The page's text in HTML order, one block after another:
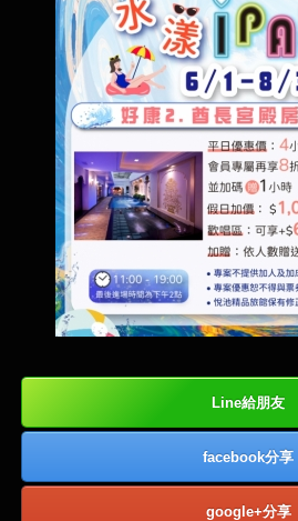
Line給朋友
facebook分享
google+分享